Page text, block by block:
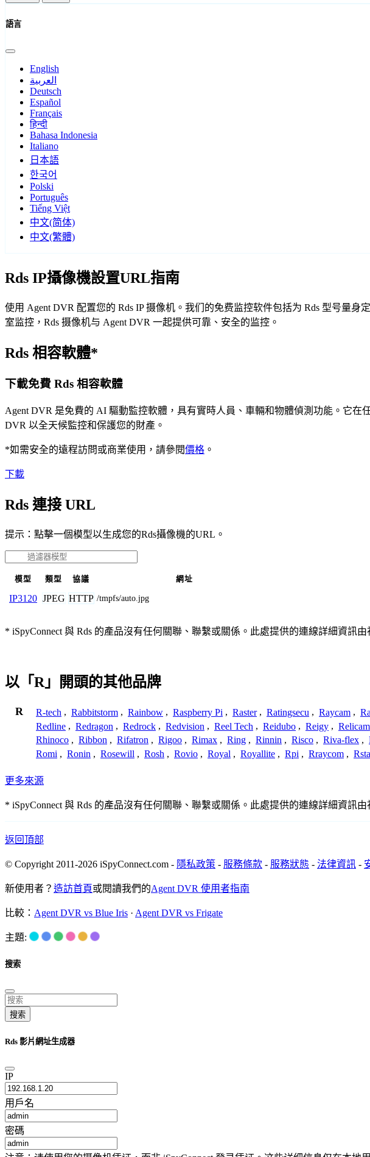
語言
English
العربية
Deutsch
Español
Français
हिन्दी
Bahasa Indonesia
Italiano
日本語
한국어
Polski
Português
Tiếng Việt
中文(简体)
中文(繁體)
Rds IP攝像機設置URL指南
使用 Agent DVR 配置您的 Rds IP 摄像机。我们的免费监控软件包括为 Rds 型号量
室监控，Rds 摄像机与 Agent DVR 一起提供可靠、安全的监控。
Rds 相容軟體*
下載免費 Rds 相容軟體
Agent DVR 是免費的 AI 驅動監控軟體，具有實時人員、車輛和物體偵測功能。它
DVR 以全天候監控和保護您的財產。
*如需安全的遠程訪問或商業使用，請參閱價格 。
下載
Rds 連接 URL
提示：點擊一個模型以生成您的Rds攝像機的URL。
模型 類型 協議 網址
IP3120 JPEG HTTP /tmpfs/auto.jpg
* iSpyConnect 與 Rds 的產品沒有任何關聯、聯繫或關係。此處提供的連線詳細資
以「R」開頭的其他品牌
R R-tech , Rabbitstorm , Rainbow , Raspberry Pi , Raster , Ratingsecu , Raycam ,
Redline , Redragon , Redrock , Redvision , Reel Tech , Reidubo , Reigy , Relicam
Rhinoco , Ribbon , Rifatron , Rigoo , Rimax , Ring , Rinnin , Risco , Riva-flex ,
Romi , Ronin , Rosewill , Rosh , Rovio , Royal , Royallite , Rpi , Rraycom ,
更多來源
* iSpyConnect 與 Rds 的產品沒有任何關聯、聯繫或關係。此處提供的連線詳細資
返回頂部
© Copyright 2011-2026 iSpyConnect.com - 隱私政策 - 服務條款 - 服務狀態 - 法律資訊 -
新使用者？ 造訪首頁或閱讀我們的Agent DVR 使用者指南
比較： Agent DVR vs Blue Iris · Agent DVR vs Frigate
主題:
搜索
搜索
Rds 影片網址生成器
IP
用戶名
密碼